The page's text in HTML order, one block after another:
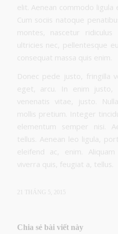
elit. Aenean commodo ligula
Cum sociis natoque
montes, nascetur ridiculus
ultricies nec, pellentesque
consequat massa quis enim.
Donec pede justo, fringilla
eget, arcu. In enim justo,
venenatis vitae, justo.
mollis pretium. Integer
elementum semper nisi.
tellus. Aenean leo ligula,
eleifend ac, enim.
viverra quis, feugiat a, tellus.
21 THÁNG 5, 2015
Chia sẻ bài viết này